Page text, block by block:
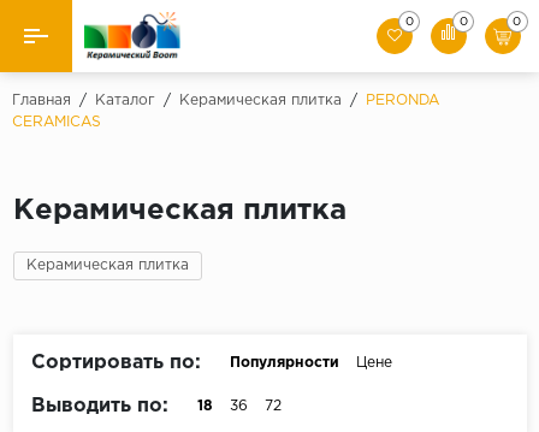
Назад
Керамическая плитка
Керамогранит
Искусственный камень
0 0 0
Главная / Каталог / Керамическая плитка /
PERONDA
CERAMICAS
Керамическая плитка
Керамическая плитка
Сортировать по: Популярности Цене
Выводить по: 18 36 72